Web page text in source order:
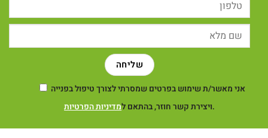
אני מאשר/ת שימוש בפרטים שמסרתי לצורך טיפול בפנייה
ויצירת קשר חוזר, בהתאם למדיניות הפרטיות .